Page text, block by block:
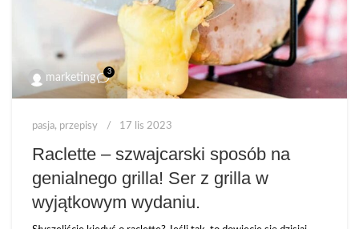
marketing
3
pasja, przepisy 17 lis 2023
Raclette – szwajcarski sposób na
genialnego grilla! Ser z grilla w
wyjątkowym wydaniu.